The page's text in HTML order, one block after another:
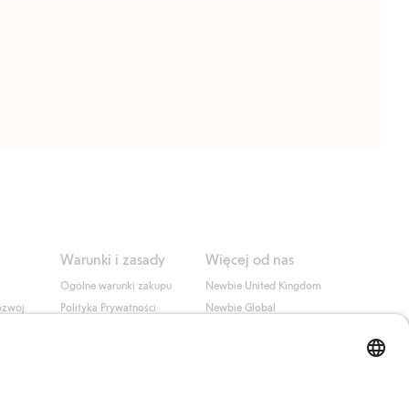
Warunki i zasady
Ogólne warunki zakupu
Polityka Prywatności
Więcej od nas
Newbie United Kingdom
Newbie Global